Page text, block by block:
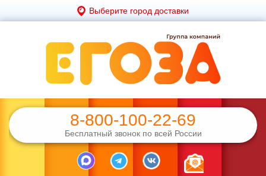
Выберите город доставки
8-800-100-22-69
Бесплатный звонок по всей России